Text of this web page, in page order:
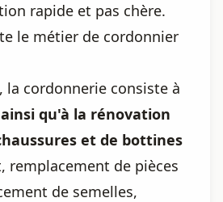
rapide et pas chère.
le métier de cordonnier
la cordonnerie consiste à
qu'à la rénovation
et de bottines
remplacement de pièces
de semelles,